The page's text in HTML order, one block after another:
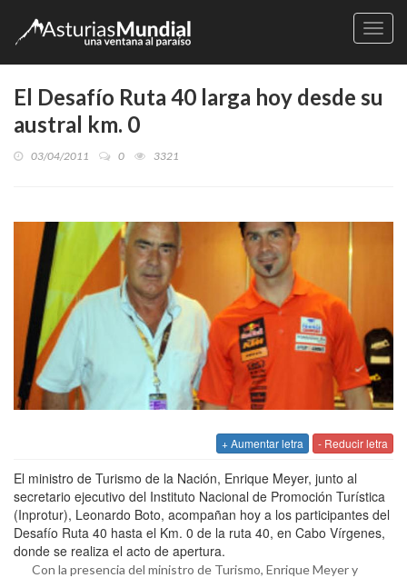
El Desafío Ruta 40 larga hoy desde su
austral km. 0
03/04/2011 0 3321
+ Aumentar letra - Reducir letra
El ministro de Turismo de la Nación, Enrique Meyer, junto al
secretario ejecutivo del Instituto Nacional de Promoción Turística
(Inprotur), Leonardo Boto, acompañan hoy a los participantes del
Desafío Ruta 40 hasta el Km. 0 de la ruta 40, en Cabo Vírgenes,
donde se realiza el acto de apertura.
Con la presencia del ministro de Turismo, Enrique Meyer y